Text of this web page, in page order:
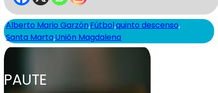
Alberto Mario Garzón,Fútbol,quinto descenso,
Santa Marta,Uniòn Magdalena
PAUTE